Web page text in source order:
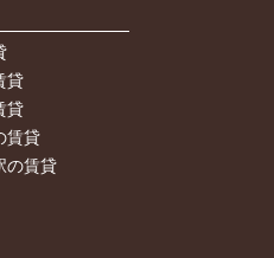
貸
貸
賃貸
の賃貸